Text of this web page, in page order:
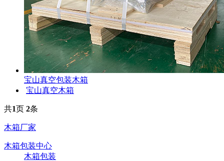
宝山真空包装木箱
宝山真空木箱
共1页 2条
木箱厂家
木箱包装中心
木箱包装